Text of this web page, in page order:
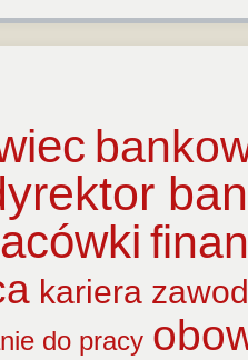
kariera
do pracy